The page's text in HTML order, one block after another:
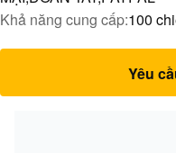
Khả năng cung cấp:100
Yêu